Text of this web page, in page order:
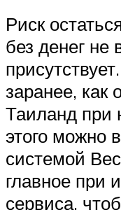
Риск
без денег не
заранее, как
Таиланд при
этого можно
системой
главное при
сервиса,